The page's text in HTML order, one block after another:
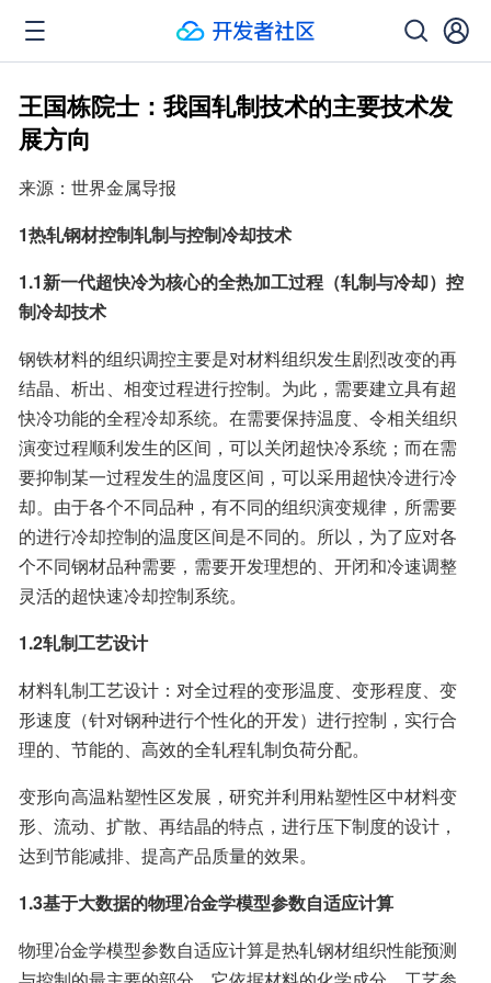
王国栋院士：我国轧制技术的主要技术发
展方向
来源：世界金属导报
1热轧钢材控制轧制与控制冷却技术
1.1新一代超快冷为核心的全热加工过程（轧制与冷却）控
制冷却技术
钢铁材料的组织调控主要是对材料组织发生剧烈改变的再
结晶、析出、相变过程进行控制。为此，需要建立具有超
快冷功能的全程冷却系统。在需要保持温度、令相关组织
演变过程顺利发生的区间，可以关闭超快冷系统；而在需
要抑制某一过程发生的温度区间，可以采用超快冷进行冷
却。由于各个不同品种，有不同的组织演变规律，所需要
的进行冷却控制的温度区间是不同的。所以，为了应对各
个不同钢材品种需要，需要开发理想的、开闭和冷速调整
灵活的超快速冷却控制系统。
1.2轧制工艺设计
材料轧制工艺设计：对全过程的变形温度、变形程度、变
形速度（针对钢种进行个性化的开发）进行控制，实行合
理的、节能的、高效的全轧程轧制负荷分配。
变形向高温粘塑性区发展，研究并利用粘塑性区中材料变
形、流动、扩散、再结晶的特点，进行压下制度的设计，
达到节能减排、提高产品质量的效果。
1.3基于大数据的物理冶金学模型参数自适应计算
物理冶金学模型参数自适应计算是热轧钢材组织性能预测